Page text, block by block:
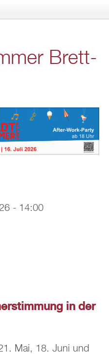
Brett­
- 14:00
in der
Mai, 18. Juni und